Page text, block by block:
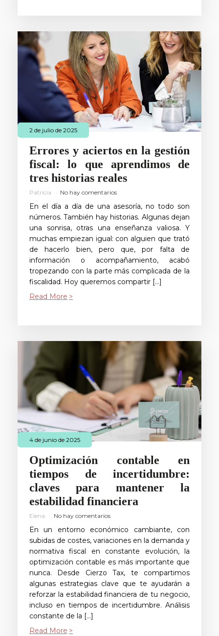
2 de julio de 2025
Errores y aciertos en la gestión
fiscal: lo que aprendimos de
tres historias reales
Patricia No hay comentarios
En el día a día de una asesoría, no todo son
números. También hay historias. Algunas dejan
una sonrisa, otras una enseñanza valiosa. Y
muchas empiezan igual: con alguien que trató
de hacerlo bien, pero que, por falta de
información o acompañamiento, acabó
tropezando con la parte más complicada de la
fiscalidad. Hoy queremos compartir […]
Read More
4 de junio de 2025
Optimización contable en
tiempos de incertidumbre:
claves para mantener la
estabilidad financiera
Elena No hay comentarios
En un entorno económico cambiante, con
subidas de costes, variaciones en la demanda y
normativa fiscal en constante evolución, la
optimización contable es más importante que
nunca. Desde Cierzo Tax, te compartimos
algunas estrategias clave que te ayudarán a
reforzar la estabilidad financiera de tu negocio,
incluso en tiempos de incertidumbre. Análisis
constante de la […]
Read More